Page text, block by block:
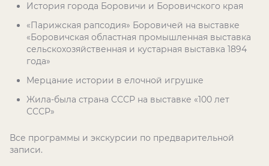
История города Боровичи и Боровичского края
«Парижская рапсодия» Боровичей на выставке
«Боровичская областная промышленная выставка
сельскохозяйственная и кустарная выставка 1894
года»
Мерцание истории в елочной игрушке
Жила-была страна СССР на выставке «100 лет
СССР»
Все программы и экскурсии по предварительной
записи.